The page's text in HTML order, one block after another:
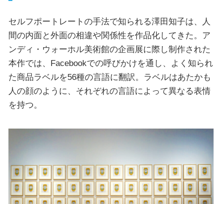
セルフポートレートの手法で知られる澤田知子は、人
間の内面と外面の相違や関係性を作品化してきた。ア
ンディ・ウォーホル美術館の企画展に際し制作された
本作では、Facebookでの呼びかけを通し、よく知られ
た商品ラベルを56種の言語に翻訳。ラベルはあたかも
人の顔のように、それぞれの言語によって異なる表情
を持つ。